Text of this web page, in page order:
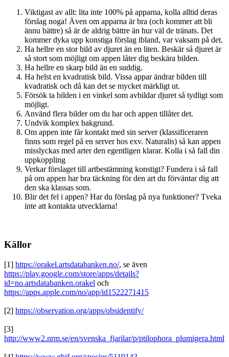
Viktigast av allt: lita inte 100% på apparna, kolla alltid deras
förslag noga! Även om apparna är bra (och kommer att bli
ännu bättre) så är de aldrig bättre än hur väl de tränats. Det
kommer dyka upp konstiga förslag ibland, var vaksam på det.
Ha hellre en stor bild av djuret än en liten. Beskär så djuret är
så stort som möjligt om appen låter dig beskära bilden.
Ha hellre en skarp bild än en suddig.
Ha helst en kvadratisk bild. Vissa appar ändrar bilden till
kvadratisk och då kan det se mycket märkligt ut.
Försök ta bilden i en vinkel som avbildar djuret så tydligt som
möjligt.
Använd flera bilder om du har och appen tillåter det.
Undvik komplex bakgrund.
Om appen inte får kontakt med sin server (klassificeraren
finns som regel på en server hos exv. Naturalis) så kan appen
misslyckas med arter den egentligen klarar. Kolla i så fall din
uppkoppling
Verkar förslaget till artbestämning konstigt? Fundera i så fall
på om appen har bra täckning för den art du förväntar dig att
den ska klassas som.
Blir det fel i appen? Har du förslag på nya funktioner? Tveka
inte att kontakta utvecklarna!
Källor
[1] https://orakel.artsdatabanken.no/, se även
https://play.google.com/store/apps/details?
id=no.artsdatabanken.orakel och
https://apps.apple.com/no/app/id1522271415
[2] https://observation.org/apps/obsidentify/
[3]
http://www2.nrm.se/en/svenska_fjarilar/p/ptilophora_plumigera.html